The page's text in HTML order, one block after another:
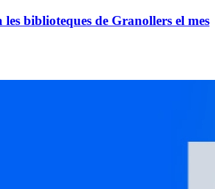
les biblioteques de Granollers el mes